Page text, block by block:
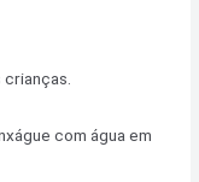
crianças.
com água em